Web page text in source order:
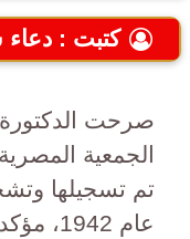
كتبت : دعاء
صرحت الدكتورة
الجمعية
تم تسجيلها
عام